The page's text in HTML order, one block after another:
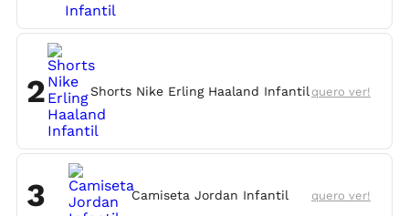
2 Shorts Nike Erling Haaland Infantil quero ver!
3 Camiseta Jordan Infantil quero ver!